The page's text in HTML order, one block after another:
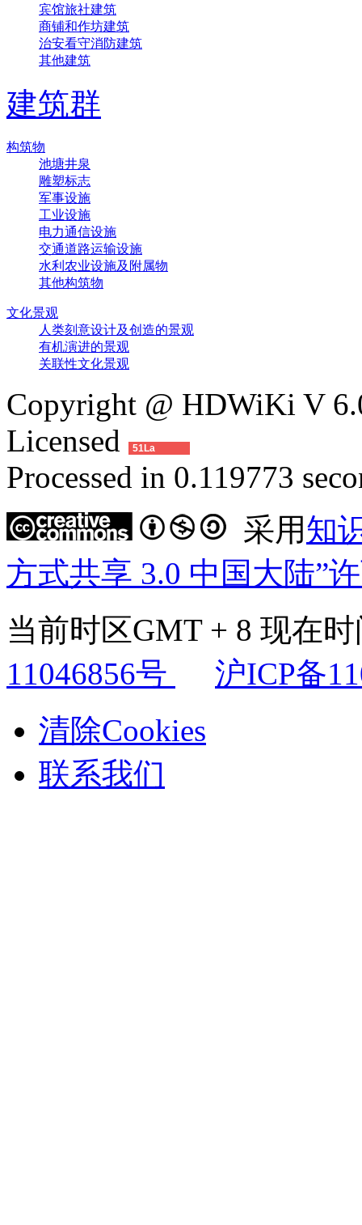
宾馆旅社建筑
商铺和作坊建筑
治安看守消防建筑
其他建筑
建筑群
构筑物
池塘井泉
雕塑标志
军事设施
工业设施
电力通信设施
交通道路运输设施
水利农业设施及附属物
其他构筑物
文化景观
人类刻意设计及创造的景观
有机演进的景观
关联性文化景观
Copyright @ HDWiKi V
Licensed
51La
Processed in 0.119773
采用知
方式共享 3.0 中国大陆”
当前时区GMT + 8 现在
11046856号
沪ICP备
清除Cookies
联系我们